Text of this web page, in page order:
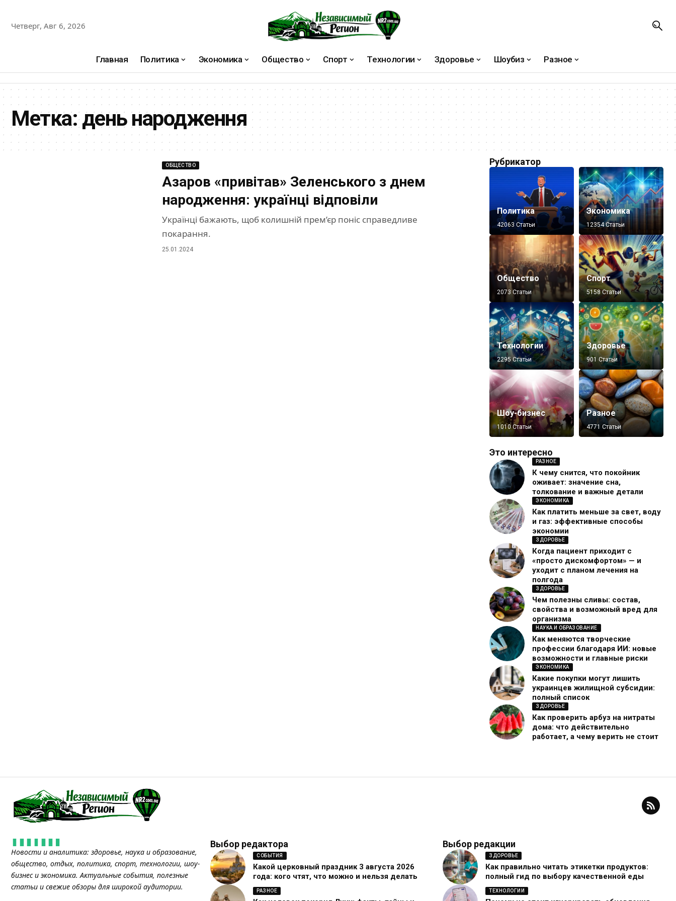
Четверг, Авг 6, 2026
Главная Политика Экономика Общество Спорт Технологии Здоровье Шоубиз Разное
Метка:день народження
ОБЩЕСТВО
Азаров «привітав» Зеленського з днем
народження: українці відповіли
Українці бажають, щоб колишній прем’єр поніс справедливе
покарання.
25.01.2024
Рубрикатор
Политика
42063 Статьи
Экономика
12354 Статьи
Общество
2073 Статьи
Спорт
5158 Статьи
Технологии
2295 Статьи
Здоровье
901 Статьи
Шоу-бизнес
1010 Статьи
Разное
4771 Статьи
Это интересно
РАЗНОЕ
К чему снится, что покойник
оживает: значение сна,
толкование и важные детали
ЭКОНОМИКА
Как платить меньше за свет, воду
и газ: эффективные способы
экономии
ЗДОРОВЬЕ
Когда пациент приходит с
«просто дискомфортом» — и
уходит с планом лечения на
полгода
ЗДОРОВЬЕ
Чем полезны сливы: состав,
свойства и возможный вред для
организма
НАУКА И ОБРАЗОВАНИЕ
Как меняются творческие
профессии благодаря ИИ: новые
возможности и главные риски
ЭКОНОМИКА
Какие покупки могут лишить
украинцев жилищной субсидии:
полный список
ЗДОРОВЬЕ
Как проверить арбуз на нитраты
дома: что действительно
работает, а чему верить не стоит
Новости и аналитика: здоровье, наука и образование,
общество, отдых, политика, спорт, технологии, шоу-
бизнес и экономика. Актуальные события, полезные
статьи и свежие обзоры для широкой аудитории.
Выбор редактора
СОБЫТИЯ
Какой церковный праздник 3 августа 2026
года: кого чтят, что можно и нельзя делать
РАЗНОЕ
Выбор редакции
ЗДОРОВЬЕ
Как правильно читать этикетки продуктов:
полный гид по выбору качественной еды
ТЕХНОЛОГИИ